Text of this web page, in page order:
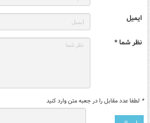
ایمیل
نظر شما *
* لطفا عدد مقابل را در جعبه متن وارد کنید